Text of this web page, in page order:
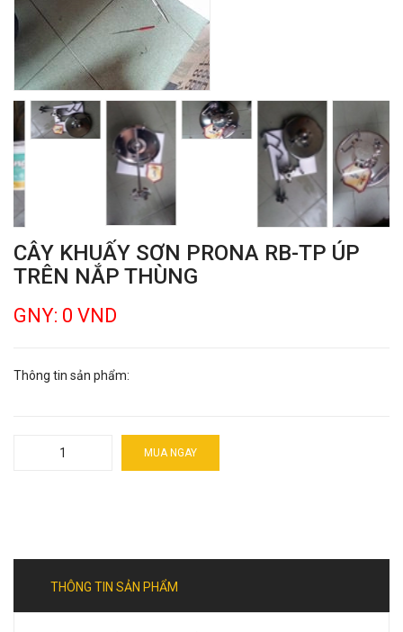
CÂY KHUẤY SƠN PRONA RB-TP ÚP
TRÊN NẮP THÙNG
GNY: 0 VND
Thông tin sản phẩm:
MUA NGAY
THÔNG TIN SẢN PHẨM